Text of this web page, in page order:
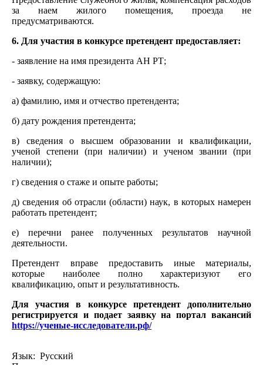
за наем жилого помещения, проезда не
предусматриваются.
6. Для участия в конкурсе претендент предоставляет:
- заявление на имя президента АН РТ;
- заявку, содержащую:
а) фамилию, имя и отчество претендента;
б) дату рождения претендента;
в) сведения о высшем образовании и квалификации,
ученой степени (при наличии) и ученом звании (при
наличии);
г) сведения о стаже и опыте работы;
д) сведения об отрасли (области) наук, в которых намерен
работать претендент;
е) перечни ранее полученных результатов научной
деятельности.
Претендент вправе предоставить иные материалы,
которые наиболее полно характеризуют его
квалификацию, опыт и результативность.
Для участия в конкурсе претендент дополнительно
регистрируется и подает заявку на портал вакансий
https://ученые-исследователи.рф/
Язык: Русский